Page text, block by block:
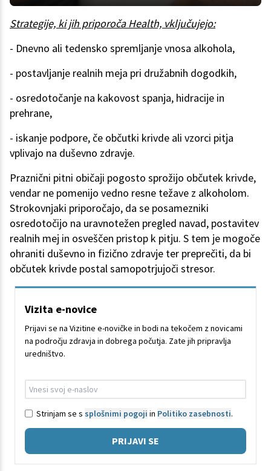
Strategije, ki jih priporoča Health, vključujejo:
- Dnevno ali tedensko spremljanje vnosa alkohola,
- postavljanje realnih meja pri družabnih dogodkih,
- osredotočanje na kakovost spanja, hidracije in
prehrane,
- iskanje podpore, če občutki krivde ali vzorci pitja
vplivajo na duševno zdravje.
Praznični pitni običaji pogosto sprožijo občutek krivde,
vendar ne pomenijo vedno resne težave z alkoholom.
Strokovnjaki priporočajo, da se posamezniki
osredotočijo na uravnotežen pregled navad, postavitev
realnih mej in osveščen pristop k pitju. S tem je mogoče
ohraniti duševno in fizično zdravje ter preprečiti, da bi
občutek krivde postal samopotrjujoči stresor.
Vizita e-novice
Prijavi se na Vizitine e-novičke in bodi na tekočem z novicami
na področju zdravja in dobrega počutja. Zate jih pripravlja
uredništvo.
Strinjam se s splošnimi pogoji in Politiko zasebnosti.
PRIJAVI SE